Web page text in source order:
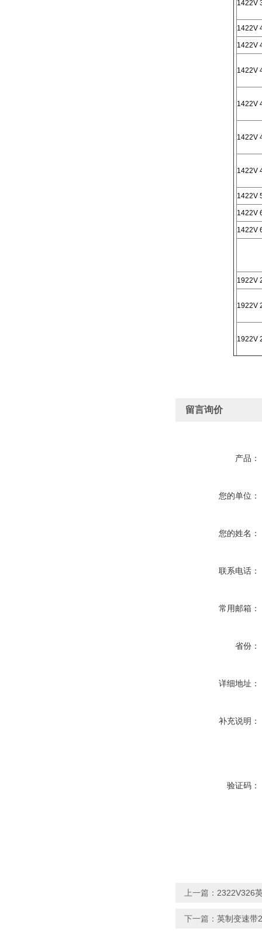
1422V
1422V
1422V
1422V
1422V
1422V
1422V
1422V
1422V
1422V
1922V
1922V
1922V
留言询价
产品：
您的单位：
您的姓名：
联系电话：
常用邮箱：
省份：
详细地址：
补充说明：
验证码：
上一篇： 2322V326
下一篇： 英制变速带